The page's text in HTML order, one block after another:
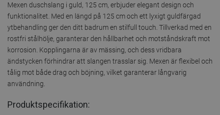
Mexen duschslang i guld, 125 cm, erbjuder elegant design och
funktionalitet. Med en längd på 125 cm och ett lyxigt guldfärgad
ytbehandling ger den ditt badrum en stilfull touch. Tillverkad med en
rostfri stålhölje, garanterar den hållbarhet och motståndskraft mot
korrosion. Kopplingarna är av mässing, och dess vridbara
ändstycken förhindrar att slangen trasslar sig. Mexen är flexibel och
tålig mot både drag och böjning, vilket garanterar långvarig
användning.
Produktspecifikation: